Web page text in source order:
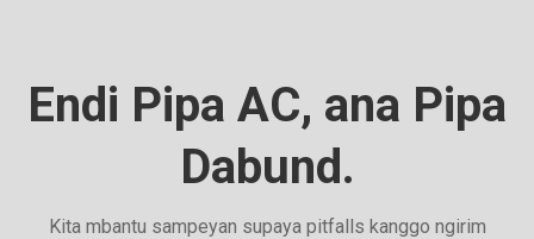
Endi Pipa AC, ana Pipa
Dabund.
Kita mbantu sampeyan supaya pitfalls kanggo ngirim